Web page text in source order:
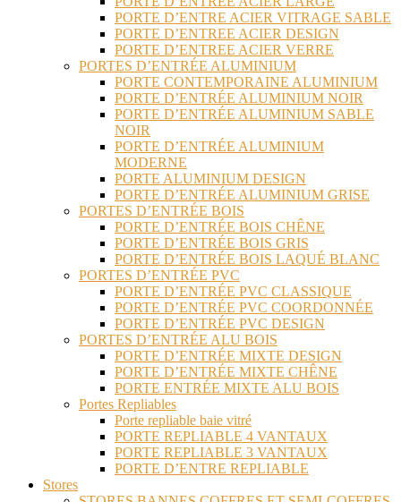
PORTE D’ENTRE ACIER VITRAGE SABLE
PORTE D’ENTREE ACIER DESIGN
PORTE D’ENTREE ACIER VERRE
PORTES D’ENTRÉE ALUMINIUM
PORTE CONTEMPORAINE ALUMINIUM
PORTE D’ENTRÉE ALUMINIUM NOIR
PORTE D’ENTRÉE ALUMINIUM SABLE
NOIR
PORTE D’ENTRÉE ALUMINIUM
MODERNE
PORTE ALUMINIUM DESIGN
PORTE D’ENTRÉE ALUMINIUM GRISE
PORTES D’ENTRÉE BOIS
PORTE D’ENTRÉE BOIS CHÊNE
PORTE D’ENTRÉE BOIS GRIS
PORTE D’ENTRÉE BOIS LAQUÉ BLANC
PORTES D’ENTRÉE PVC
PORTE D’ENTRÉE PVC CLASSIQUE
PORTE D’ENTRÉE PVC COORDONNÉE
PORTE D’ENTRÉE PVC DESIGN
PORTES D’ENTRÉE ALU BOIS
PORTE D’ENTRÉE MIXTE DESIGN
PORTE D’ENTRÉE MIXTE CHÊNE
PORTE ENTRÉE MIXTE ALU BOIS
Portes Repliables
Porte repliable baie vitré
PORTE REPLIABLE 4 VANTAUX
PORTE REPLIABLE 3 VANTAUX
PORTE D’ENTRE REPLIABLE
Stores